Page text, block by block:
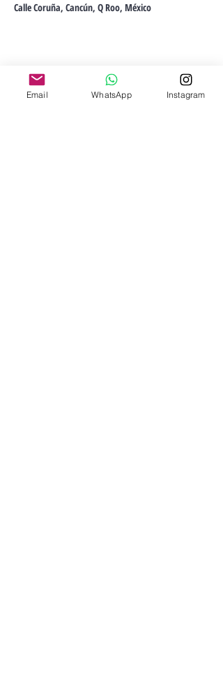
Calle Coruña, Cancún, Q Roo, México
Email WhatsApp Instagram